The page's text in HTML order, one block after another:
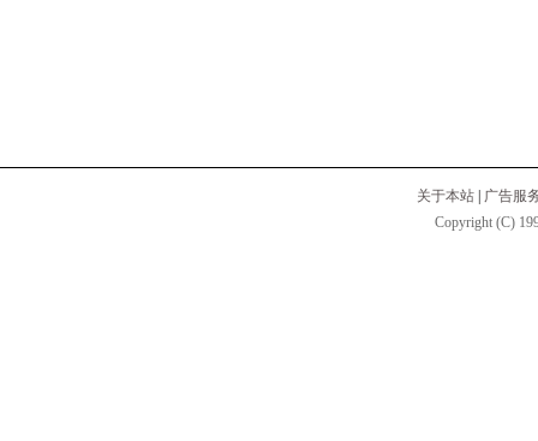
关于本站
广告服
Copyright (C)